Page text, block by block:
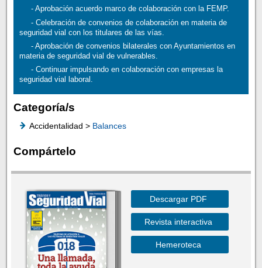
- Aprobación acuerdo marco de colaboración con la FEMP.
- Celebración de convenios de colaboración en materia de
seguridad vial con los titulares de las vías.
- Aprobación de convenios bilaterales con Ayuntamientos en
materia de seguridad vial de vulnerables.
- Continuar impulsando en colaboración con empresas la
seguridad vial laboral.
Categoría/s
Accidentalidad > Balances
Compártelo
Descargar PDF
Revista interactiva
Hemeroteca